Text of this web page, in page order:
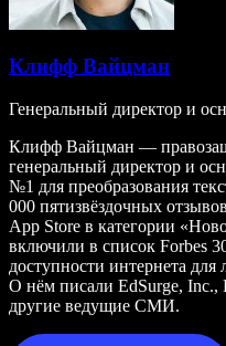
Клифф Вайцман
Генеральный директор и
Клифф Вайцман —
генеральный директор и
№1 для преобразования
000 пятизвёздочных
App Store в категории
включили в список Forbes
доступности интернета
О нём писали EdSurge, Inc.,
другие ведущие СМИ.